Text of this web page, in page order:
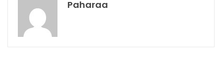
Paharaa